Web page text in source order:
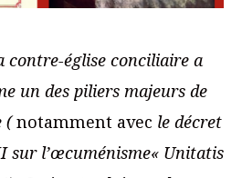
contre-église conciliaire a
un des piliers majeurs de
(notamment avec le décret
sur l’œcuménisme« Unitatis